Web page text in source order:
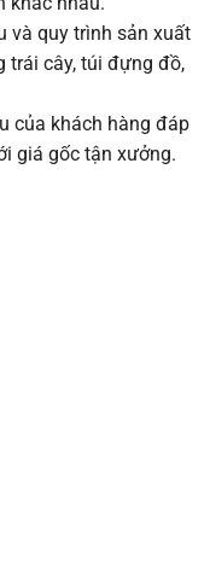
và quy trình sản xuất
trái cây, túi đựng đồ,
của khách hàng đáp
giá gốc tận xưởng.